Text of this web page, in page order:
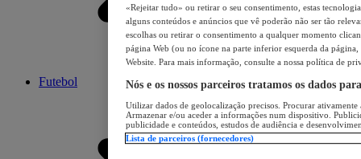
Futebol
«Rejeitar tudo» ou retirar o seu consentimento, estas
alguns conteúdos e anúncios que vê poderão não ser tão
escolhas ou retirar o consentimento a qualquer momento
página Web (ou no ícone na parte inferior esquerda da página,
Website. Para mais informação, consulte a nossa política de
Nós e os nossos parceiros tratamos os dados
Utilizar dados de geolocalização precisos. Procurar
Armazenar e/ou aceder a informações num dispositivo.
publicidade e conteúdos, estudos de audiência e
Lista de parceiros (fornecedores)